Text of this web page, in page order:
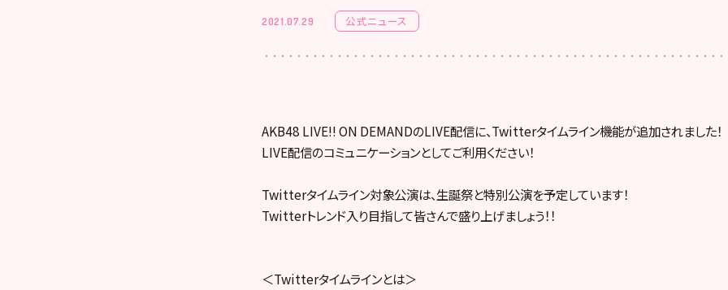
2021.07.29 公式ニュース
AKB48 LIVE!! ON DEMANDのLIVE配信に、Twitterタイムライン機能が追加されました！
LIVE配信のコミュニケーションとしてご利用ください！
Twitterタイムライン対象公演は、生誕祭と特別公演を予定しています！
Twitterトレンド入り目指して皆さんで盛り上げましょう！！
＜Twitterタイムラインとは＞